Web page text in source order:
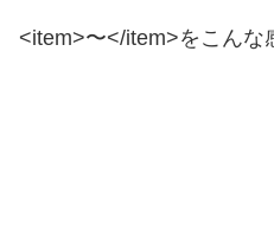
<item>〜</item>をこんな